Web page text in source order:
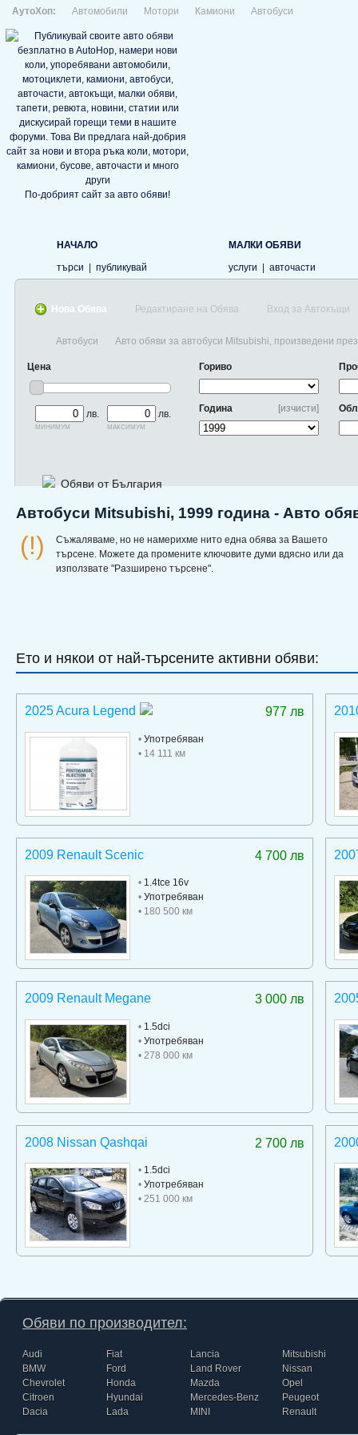
АутоХоп: Автомобили Мотори Камиони Автобуси
По-добрият сайт за авто обяви!
НАЧАЛО
търси
публикувай
МАЛКИ ОБЯВИ
услуги
авточасти
Нова Обява Редактиране на Обява Вход за Автокъщи
Автобуси Авто обяви за автобуси Mitsubishi, произведени
Цена
лв.
минимум
лв.
максимум
Гориво
[изчисти]
Година
Обяви от България
Автобуси Mitsubishi, 1999 година - Авто
(!)
Съжаляваме, но не намерихме нито една обява за Вашето
търсене. Можете да промените ключовите думи вдясно или да
използвате "Разширено търсене".
Ето и някои от най-търсените активни обяви:
977 лв
2025 Acura Legend
• Употребяван
• 14 111 км
4 700 лв
2009 Renault Scenic
• 1.4tce 16v
• Употребяван
• 180 500 км
3 000 лв
2009 Renault Megane
• 1.5dci
• Употребяван
• 278 000 км
2 700 лв
2008 Nissan Qashqai
• 1.5dci
• Употребяван
• 251 000 км
Обяви по производител:
Audi
BMW
Chevrolet
Citroen
Dacia
Fiat
Ford
Honda
Hyundai
Lada
Lancia
Land Rover
Mazda
Mercedes-Benz
MINI
Mitsubishi
Nissan
Opel
Peugeot
Renault